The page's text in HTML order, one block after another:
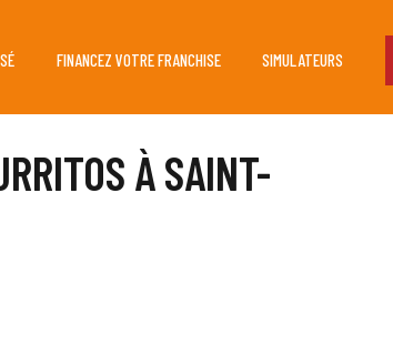
FINANCEZ VOTRE FRANCHISE SIMULATEURS
À SAINT-